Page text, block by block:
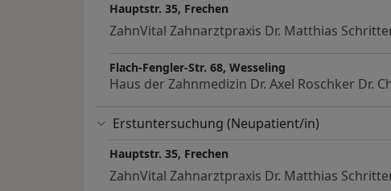
Hauptstr. 35, Frechen
ZahnVital Zahnarztpraxis Dr. Matthias
Flach-Fengler-Str. 68, Wesseling
Haus der Zahnmedizin Dr. Axel Roschker Dr.
Erstuntersuchung (Neupatient/in)
Hauptstr. 35, Frechen
ZahnVital Zahnarztpraxis Dr. Matthias